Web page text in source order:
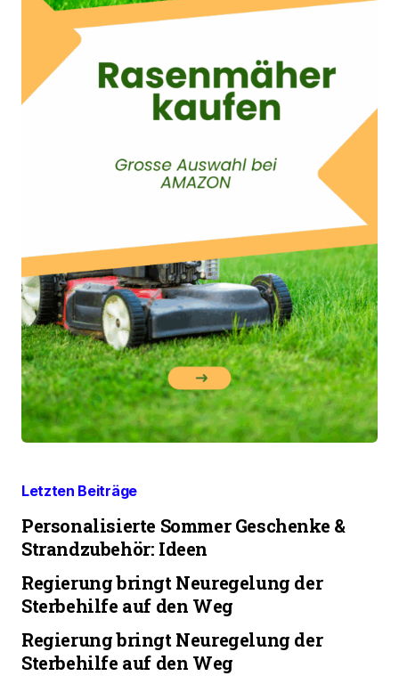
Letzten Beiträge
Personalisierte Sommer Geschenke &
Strandzubehör: Ideen
Regierung bringt Neuregelung der
Sterbehilfe auf den Weg
Regierung bringt Neuregelung der
Sterbehilfe auf den Weg